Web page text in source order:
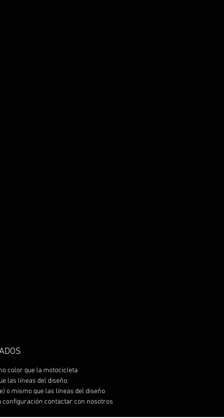
color que la motocicleta
las líneas del diseño
o mismo que las líneas del diseño
configuración contactar con nosotros